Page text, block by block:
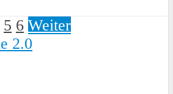
5 6 Weiter